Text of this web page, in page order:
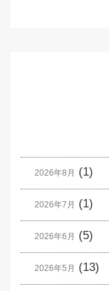
2026年8月 (1)
2026年7月 (1)
2026年6月 (5)
2026年5月 (13)